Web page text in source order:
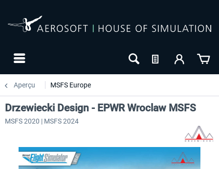
Aperçu MSFS Europe
Drzewiecki Design - EPWR Wroclaw MSFS
MSFS 2020 | MSFS 2024